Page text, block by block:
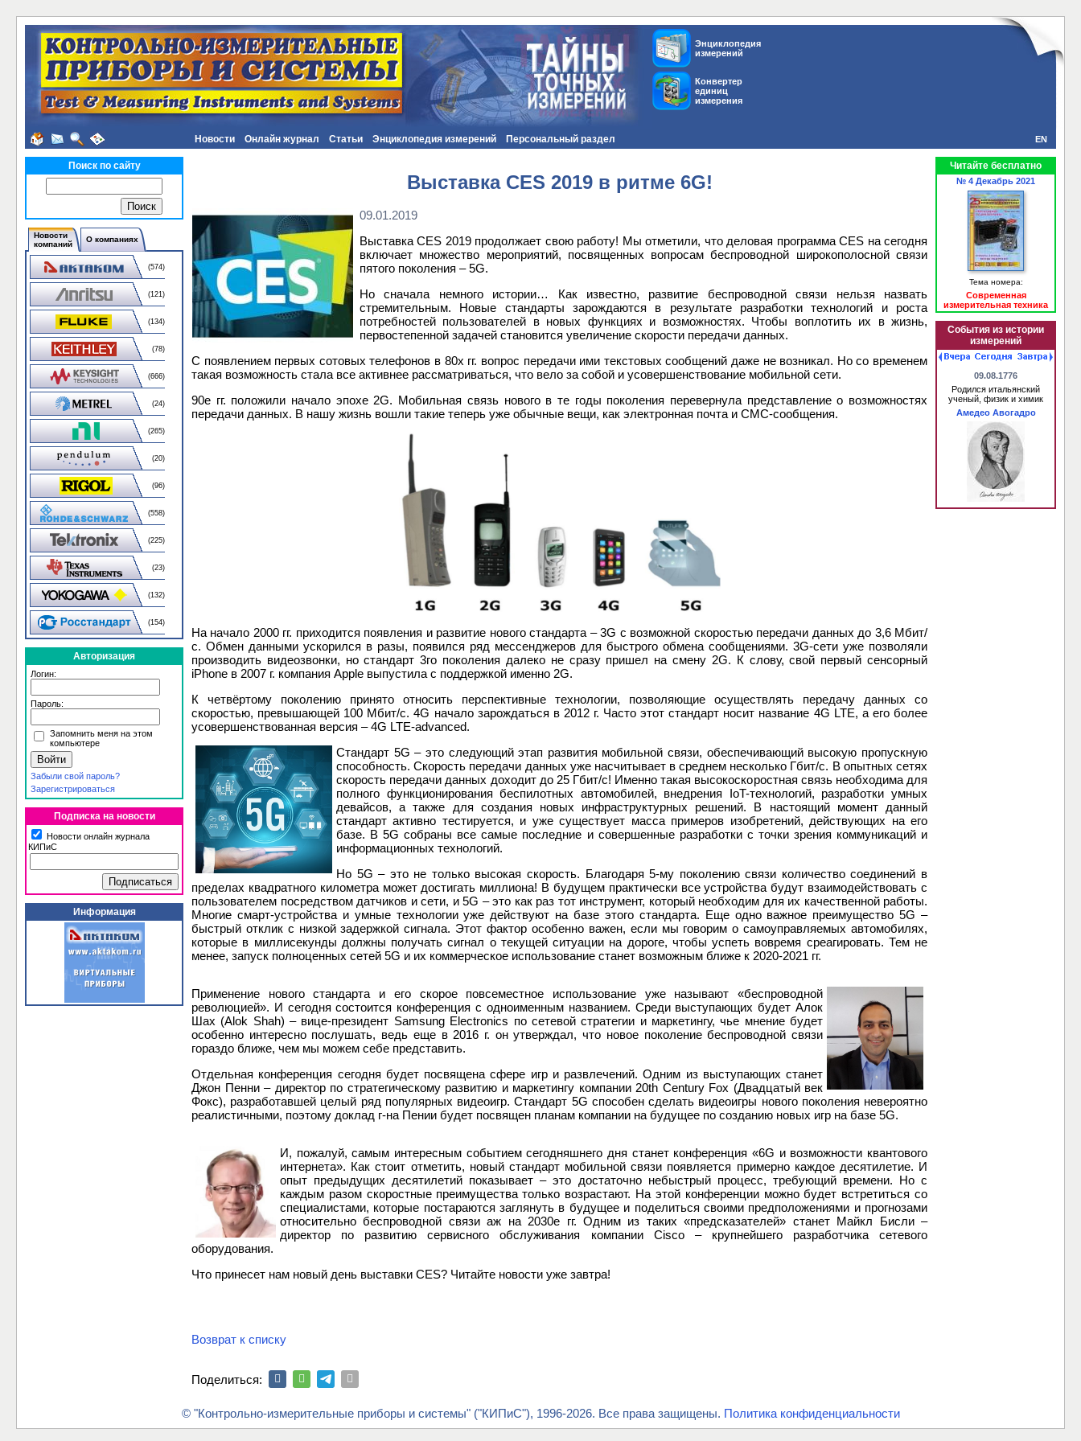
Энциклопедия
измерений
Конвертер
единиц
измерения
Новости Онлайн журнал Статьи Энциклопедия измерений Персональный раздел EN
Поиск по сайту
Новости
компаний
О компаниях
(574)
(121)
(134)
(78)
(666)
(24)
(265)
(20)
(96)
(558)
(225)
(23)
(132)
(154)
Авторизация
Логин:
Пароль:
Запомнить меня на этом
компьютере
Забыли свой пароль?
Зарегистрироваться
Подписка на новости
Новости онлайн журнала
КИПиС
Информация
Выставка CES 2019 в ритме 6G!
09.01.2019
Выставка CES 2019 продолжает свою работу! Мы отметили, что деловая программа CES на сегодня
включает множество мероприятий, посвященных вопросам беспроводной широкополосной связи
пятого поколения – 5G.
Но сначала немного истории… Как известно, развитие беспроводной связи нельзя назвать
стремительным. Новые стандарты зарождаются в результате разработки технологий и роста
потребностей пользователей в новых функциях и возможностях. Чтобы воплотить их в жизнь,
первостепенной задачей становится увеличение скорости передачи данных.
С появлением первых сотовых телефонов в 80х гг. вопрос передачи ими текстовых сообщений даже не возникал. Но со временем
такая возможность стала все активнее рассматриваться, что вело за собой и усовершенствование мобильной сети.
90е гг. положили начало эпохе 2G. Мобильная связь нового в те годы поколения перевернула представление о возможностях
передачи данных. В нашу жизнь вошли такие теперь уже обычные вещи, как электронная почта и СМС-сообщения.
На начало 2000 гг. приходится появления и развитие нового стандарта – 3G с возможной скоростью передачи данных до 3,6 Мбит/
с. Обмен данными ускорился в разы, появился ряд мессенджеров для быстрого обмена сообщениями. 3G-сети уже позволяли
производить видеозвонки, но стандарт 3го поколения далеко не сразу пришел на смену 2G. К слову, свой первый сенсорный
iPhone в 2007 г. компания Apple выпустила с поддержкой именно 2G.
К четвёртому поколению принято относить перспективные технологии, позволяющие осуществлять передачу данных со
скоростью, превышающей 100 Мбит/с. 4G начало зарождаться в 2012 г. Часто этот стандарт носит название 4G LTE, а его более
усовершенствованная версия – 4G LTE-advanced.
Стандарт 5G – это следующий этап развития мобильной связи, обеспечивающий высокую пропускную
способность. Скорость передачи данных уже насчитывает в среднем несколько Гбит/с. В опытных сетях
скорость передачи данных доходит до 25 Гбит/с! Именно такая высокоскоростная связь необходима для
полного функционирования беспилотных автомобилей, внедрения IoT-технологий, разработки умных
девайсов, а также для создания новых инфраструктурных решений. В настоящий момент данный
стандарт активно тестируется, и уже существует масса примеров изобретений, действующих на его
базе. В 5G собраны все самые последние и совершенные разработки с точки зрения коммуникаций и
информационных технологий.
Но 5G – это не только высокая скорость. Благодаря 5-му поколению связи количество соединений в
пределах квадратного километра может достигать миллиона! В будущем практически все устройства будут взаимодействовать с
пользователем посредством датчиков и сети, и 5G – это как раз тот инструмент, который необходим для их качественной работы.
Многие смарт-устройства и умные технологии уже действуют на базе этого стандарта. Еще одно важное преимущество 5G –
быстрый отклик с низкой задержкой сигнала. Этот фактор особенно важен, если мы говорим о самоуправляемых автомобилях,
которые в миллисекунды должны получать сигнал о текущей ситуации на дороге, чтобы успеть вовремя среагировать. Тем не
менее, запуск полноценных сетей 5G и их коммерческое использование станет возможным ближе к 2020-2021 гг.
Применение нового стандарта и его скорое повсеместное использование уже называют «беспроводной
революцией». И сегодня состоится конференция с одноименным названием. Среди выступающих будет Алок
Шах (Alok Shah) – вице-президент Samsung Electronics по сетевой стратегии и маркетингу, чье мнение будет
особенно интересно послушать, ведь еще в 2016 г. он утверждал, что новое поколение беспроводной связи
гораздо ближе, чем мы можем себе представить.
Отдельная конференция сегодня будет посвящена сфере игр и развлечений. Одним из выступающих станет
Джон Пенни – директор по стратегическому развитию и маркетингу компании 20th Century Fox (Двадцатый век
Фокс), разработавшей целый ряд популярных видеоигр. Стандарт 5G способен сделать видеоигры нового поколения невероятно
реалистичными, поэтому доклад г-на Пении будет посвящен планам компании на будущее по созданию новых игр на базе 5G.
И, пожалуй, самым интересным событием сегодняшнего дня станет конференция «6G и возможности квантового
интернета». Как стоит отметить, новый стандарт мобильной связи появляется примерно каждое десятилетие. И
опыт предыдущих десятилетий показывает – это достаточно небыстрый процесс, требующий времени. Но с
каждым разом скоростные преимущества только возрастают. На этой конференции можно будет встретиться со
специалистами, которые постараются заглянуть в будущее и поделиться своими предположениями и прогнозами
относительно беспроводной связи аж на 2030е гг. Одним из таких «предсказателей» станет Майкл Бисли –
директор по развитию сервисного обслуживания компании Cisco – крупнейшего разработчика сетевого
оборудования.
Что принесет нам новый день выставки CES? Читайте новости уже завтра!
Возврат к списку
Поделиться:
Читайте бесплатно
№ 4 Декабрь 2021
Тема номера:
Современная
измерительная техника
События из истории
измерений
09.08.1776
Родился итальянский
ученый, физик и химик
Амедео Авогадро
© "Контрольно-измерительные приборы и системы" ("КИПиС"), 1996-2026. Все права защищены. Политика конфиденциальности